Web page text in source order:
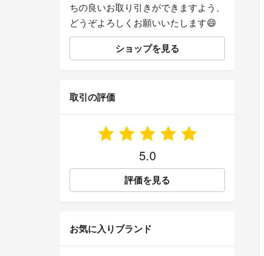
ちの良いお取り引きができますよう、
どうぞよろしくお願いいたします😄
ショップを見る
取引の評価
5.0
評価を見る
お気に入りブランド